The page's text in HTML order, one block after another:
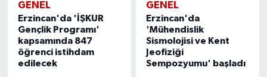
GENEL
Erzincan'da 'İŞKUR
Gençlik Programı'
kapsamında 847
öğrenci istihdam
edilecek
GENEL
Erzincan'da
'Mühendislik
Sismolojisi ve Kent
Jeofiziği
Sempozyumu' başladı